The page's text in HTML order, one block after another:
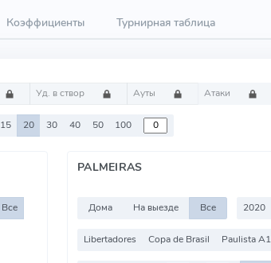
Коэффициенты Турнирная таблица
Уд. в створ Ауты Атаки
15 20 30 40 50 100
Все
PALMEIRAS
Дома На выезде Все 2020
Libertadores Copa de Brasil Paulista A1